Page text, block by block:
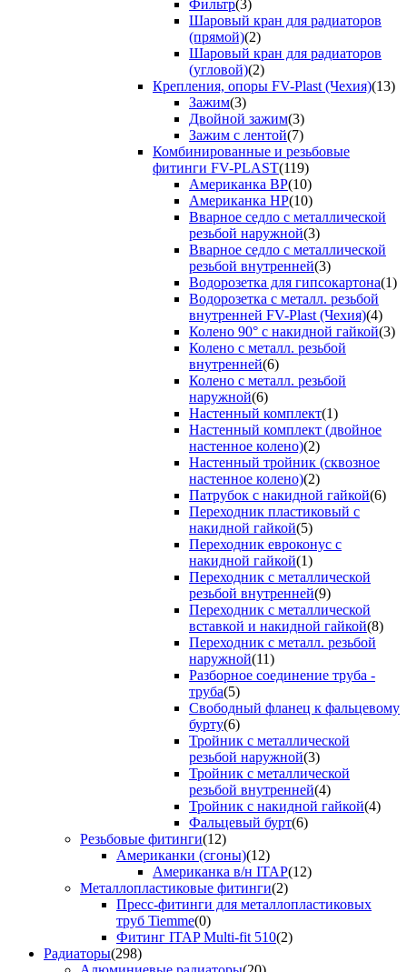
Фильтр(3)
Шаровый кран для радиаторов
(прямой)(2)
Шаровый кран для радиаторов
(угловой)(2)
Крепления, опоры FV-Plast (Чехия)(13)
Зажим(3)
Двойной зажим(3)
Зажим с лентой(7)
Комбинированные и резьбовые
фитинги FV-PLAST(119)
Американка ВР(10)
Американка НР(10)
Вварное седло с металлической
резьбой наружной(3)
Вварное седло с металлической
резьбой внутренней(3)
Водорозетка для гипсокартона(1)
Водорозетка с металл. резьбой
внутренней FV-Plast (Чехия)(4)
Колено 90° с накидной гайкой(3)
Колено с металл. резьбой
внутренней(6)
Колено с металл. резьбой
наружной(6)
Настенный комплект(1)
Настенный комплект (двойное
настенное колено)(2)
Настенный тройник (сквозное
настенное колено)(2)
Патрубок с накидной гайкой(6)
Переходник пластиковый с
накидной гайкой(5)
Переходник евроконус с
накидной гайкой(1)
Переходник с металлической
резьбой внутренней(9)
Переходник с металлической
вставкой и накидной гайкой(8)
Переходник с металл. резьбой
наружной(11)
Разборное соединение труба -
труба(5)
Свободный фланец к фальцевому
бурту(6)
Тройник с металлической
резьбой наружной(3)
Тройник с металлической
резьбой внутренней(4)
Тройник с накидной гайкой(4)
Фальцевый бурт(6)
Резьбовые фитинги(12)
Американки (сгоны)(12)
Американка в/н ITAP(12)
Металлопластиковые фитинги(2)
Пресс-фитинги для металлопластиковых
труб Tiemme(0)
Фитинг ITAP Multi-fit 510(2)
Радиаторы(298)